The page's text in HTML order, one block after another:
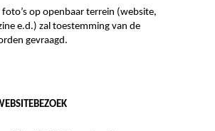
op openbaar terrein (website,
e.d.) zal toestemming van de
gevraagd.